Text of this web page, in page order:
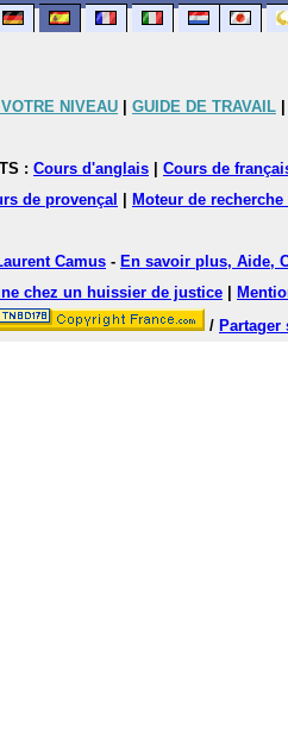
NIVEAU GUIDE DE TRAVAIL
: Cours d'anglais Cours de
de provençal Moteur de
Camus - En savoir plus, Aide,
chez un huissier de justice
/ Partager